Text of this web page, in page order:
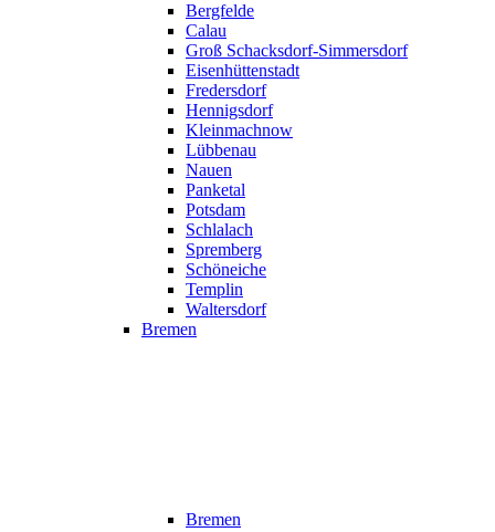
Bergfelde
Calau
Groß Schacksdorf-Simmersdorf
Eisenhüttenstadt
Fredersdorf
Hennigsdorf
Kleinmachnow
Lübbenau
Nauen
Panketal
Potsdam
Schlalach
Spremberg
Schöneiche
Templin
Waltersdorf
Bremen
Bremen